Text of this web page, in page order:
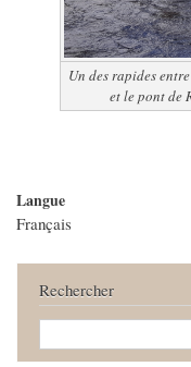
Un des rapides
et le pont de
Langue
Français
Rechercher
Rechercher